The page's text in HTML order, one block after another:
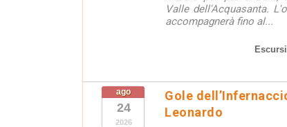
Valle dell'Acquasanta.
accompagnerà fino al...
ago
24
2026
Gole
Leonardo